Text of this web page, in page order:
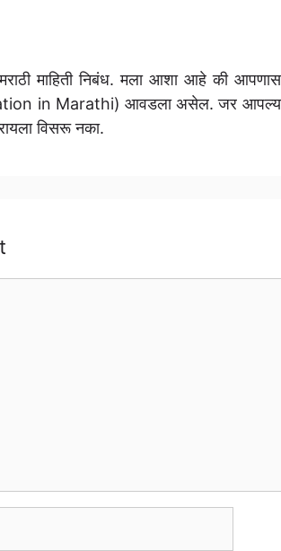
मराठी माहिती निबंध. मला आशा आहे की
in Marathi) आवडला असेल. जर
विसरू नका.